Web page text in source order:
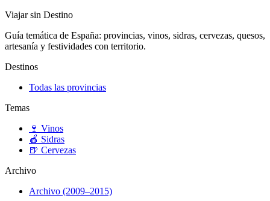
Viajar sin Destino
Guía temática de España: provincias, vinos, sidras, cervezas, quesos,
artesanía y festividades con territorio.
Destinos
Todas las provincias
Temas
🍷 Vinos
🍎 Sidras
🍺 Cervezas
Archivo
Archivo (2009–2015)